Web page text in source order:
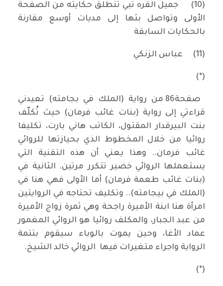
(10)
جميل القره تبي تنطلق حكايته من الصفحة
الأولى وتواصل بثها إلى مديات أوسع مقارنة
بالحكايات السابقة
(11) عباس الزنكي
(*)
صفحة86 من رواية (الملك في بجامته) تعيدني
قراءتي إلى رواية (بنات غائب فرمان) حيث تُكلّف
بنت البيرقدار المقتول، الكاتب هاني بارت، تكليفا
روائيا من خلال المخطوط الذي بحيازتها للروائي
غائب فرمان.. وهذا يعني أن هذه التقنية التي
يستعملها الروائي خضير تتكرر مرتين. الثانية في
(بنات غائب طعمة فرمان) أما الأولى فهي هنا في
(الملك في بيجامته).. وتكليف تحتاجه في الروايتين
امرأة هنا ابنة الأميرة راجحة وهي ثمرة زواج الأميرة
من عبد الجبار، والمكلف روائيا هو الروائي المغمور
عماد الأغا، وحين يموت بالوباء سيقوم بتتمة
الرواية واجراء متغيرات فيها الروائي خالد الشيخ.
(*)